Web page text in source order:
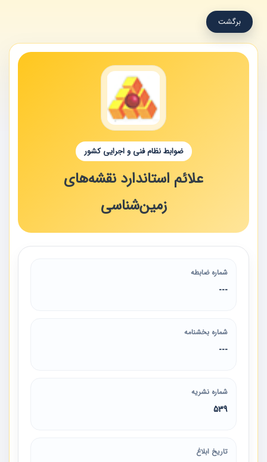
برگشت
ضوابط نظام فنی و اجرایی کشور
علائم استاندارد نقشه‌های
زمین‌شناسی
شماره ضابطه
---
شماره بخشنامه
---
شماره نشریه
539
تاریخ ابلاغ